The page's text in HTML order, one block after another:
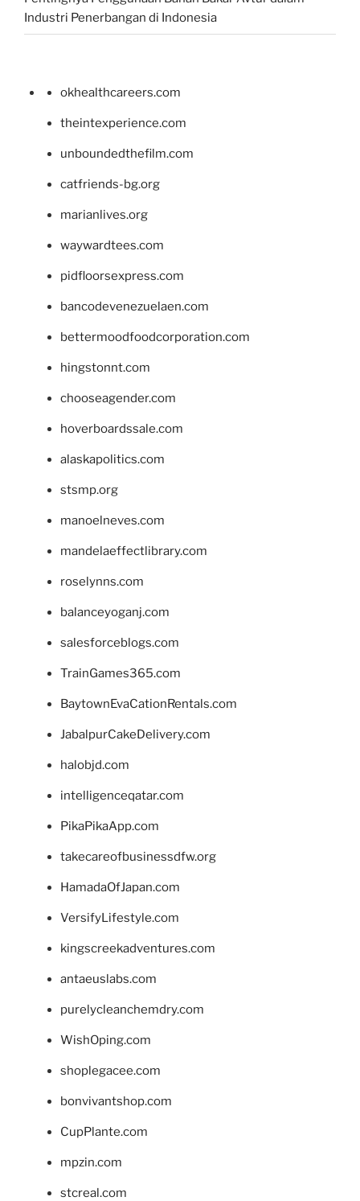
Industri Penerbangan di Indonesia
okhealthcareers.com
theintexperience.com
unboundedthefilm.com
catfriends-bg.org
marianlives.org
waywardtees.com
pidfloorsexpress.com
bancodevenezuelaen.com
bettermoodfoodcorporation.com
hingstonnt.com
chooseagender.com
hoverboardssale.com
alaskapolitics.com
stsmp.org
manoelneves.com
mandelaeffectlibrary.com
roselynns.com
balanceyoganj.com
salesforceblogs.com
TrainGames365.com
BaytownEvaCationRentals.com
JabalpurCakeDelivery.com
halobjd.com
intelligenceqatar.com
PikaPikaApp.com
takecareofbusinessdfw.org
HamadaOfJapan.com
VersifyLifestyle.com
kingscreekadventures.com
antaeuslabs.com
purelycleanchemdry.com
WishOping.com
shoplegacee.com
bonvivantshop.com
CupPlante.com
mpzin.com
stcreal.com